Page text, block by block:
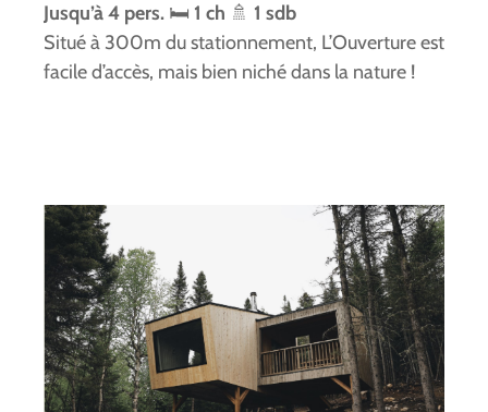
Jusqu’à 4 pers. 🛏️ 1 ch 🚿 1 sdb
Situé à 300m du stationnement, L’Ouverture est
facile d’accès, mais bien niché dans la nature !